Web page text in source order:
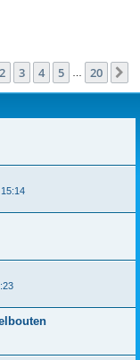
van 20
2 3 4 5 20